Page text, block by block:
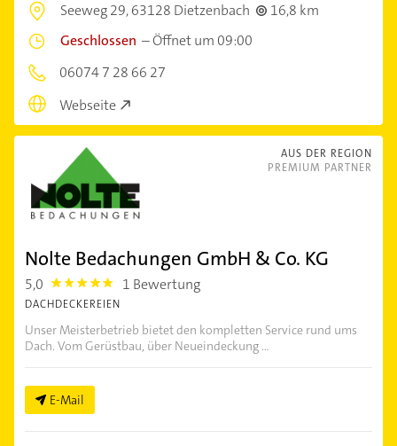
Seeweg 29,63128 Dietzenbach
16,8 km
Geschlossen –Öffnet um 09:00
06074 7 28 66 27
Webseite
AUS DER REGION
PREMIUM PARTNER
Nolte Bedachungen GmbH & Co. KG
5,0 5.0 1 Bewertung
DACHDECKEREIEN
Unser Meisterbetrieb bietet den kompletten Service rund ums
Dach. Vom Gerüstbau, über Neueindeckung ...
E-Mail